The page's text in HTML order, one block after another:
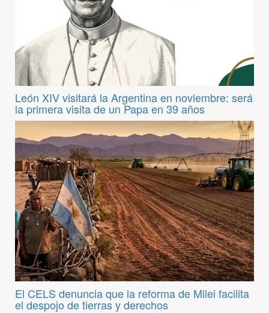
León XIV visitará la Argentina en noviembre: será
la primera visita de un Papa en 39 años
El CELS denuncia que la reforma de Milei facilita
el despojo de tierras y derechos